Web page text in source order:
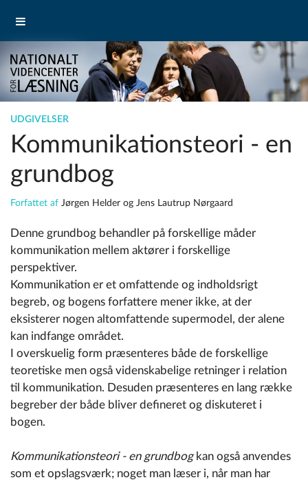
UDGIVELSER
Kommunikationsteori - en
grundbog
Forfattet af Jørgen Helder og Jens Lautrup Nørgaard
Denne grundbog behandler på forskellige måder
kommunikation mellem aktører i forskellige
perspektiver.
Kommunikation er et omfattende og indholdsrigt
begreb, og bogens forfattere mener ikke, at der
eksisterer nogen altomfattende supermodel, der alene
kan indfange området.
I overskuelig form præsenteres både de forskellige
teoretiske men også videnskabelige retninger i relation
til kommunikation. Desuden præsenteres en lang række
begreber der både bliver defineret og diskuteret i
bogen.
Kommunikationsteori - en grundbogkan også anvendes
som et opslagsværk; noget man læser i, når man har